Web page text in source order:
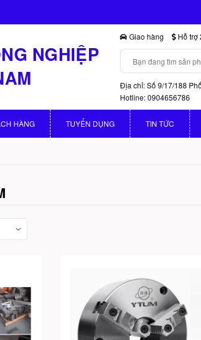
NGHIỆP
Giao hàng Hỗ trợ
Địa chỉ: Số 9/17/188
Hotline: 0904656786
HÀNG TUYỂN DỤNG TIN TỨC